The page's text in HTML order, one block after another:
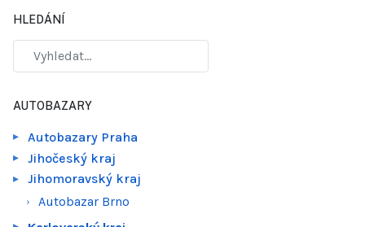
HLEDÁNÍ
AUTOBAZARY
Autobazary Praha
Jihočeský kraj
Jihomoravský kraj
Autobazar Brno